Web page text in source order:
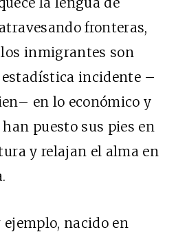
fronteras,
inmigrantes son
estadística incidente –
en lo económico y
puesto sus pies en
y relajan el alma en
nacido en